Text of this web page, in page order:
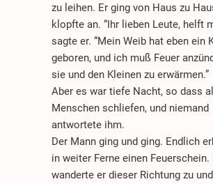
zu leihen. Er ging von Haus zu
klopfte an. “Ihr lieben Leute, helft
sagte er. “Mein Weib hat eben ein
geboren, und ich muß Feuer
sie und den Kleinen zu erwärmen.”
Aber es war tiefe Nacht, so dass
Menschen schliefen, und niemand
antwortete ihm.
Der Mann ging und ging. Endlich
in weiter Ferne einen Feuerschein.
wanderte er dieser Richtung zu